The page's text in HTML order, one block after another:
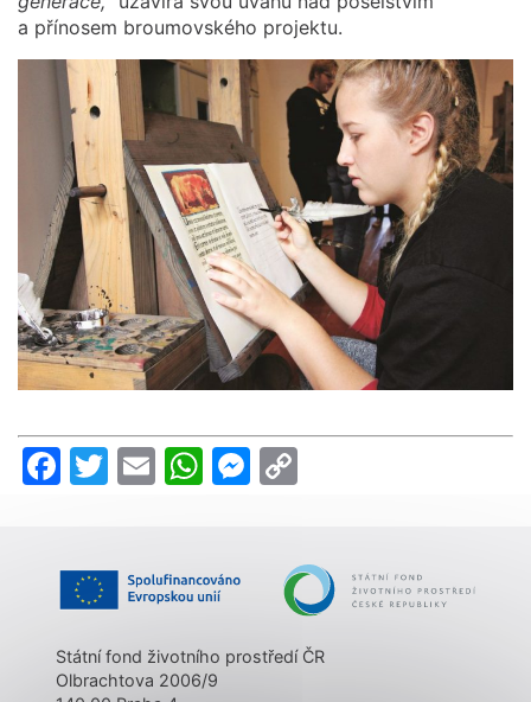
a přínosem broumovského projektu.
Facebook
Twitter
EmailWhatsApp
Messenger
Státní fond životního prostředí ČR
Olbrachtova 2006/9